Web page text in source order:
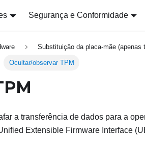
Segurança e Conformidade
Substituição da placa-mãe (apenas
Ocultar/observar TPM
a transferência de dados para a
Extensible Firmware Interface